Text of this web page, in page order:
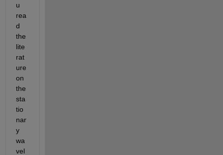
u
rea
d
the
lite
rat
ure
on
the
sta
tio
nar
y
wa
vel